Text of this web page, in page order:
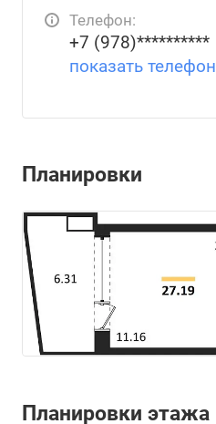
Телефон:
+7 (978)**********
показать телефон
Планировки
Планировки этажа